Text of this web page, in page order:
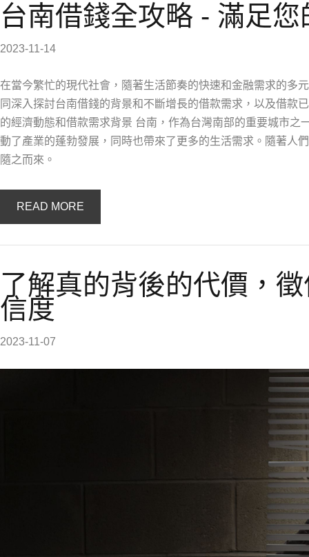
台南借錢全攻略 - 滿足
2023-11-14
在當今繁忙的現代社會，隨著生活節奏的快速和金融需求的多
同深入探討台南借錢的背景和不斷增長的借款需求，以及借款
的經濟動態和借款需求背景 台南，作為台灣南部的重要城市
動了產業的蓬勃發展，同時也帶來了更多的生活需求。隨著人
隨之而來。
READ MORE
了解真的背後的代價，
信度
2023-11-07